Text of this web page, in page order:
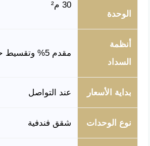
الوحدة
30 م²
أنظمة
السداد
مقدم 5% وتقسيط حتى 10 سنوات
بداية الأسعار عند التواصل
نوع الوحدات شقق فندفية